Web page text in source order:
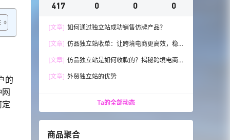
的
417 0 0 0
[文章] 如何通过独立站成功销售仿牌产品？
[文章] 仿品独立站收单：让跨境电商更高效，稳
[文章] 仿品独立站是如何收款的？揭秘跨境电商
[文章] 外贸独立站的优势
Ta的全部动态
商品聚合